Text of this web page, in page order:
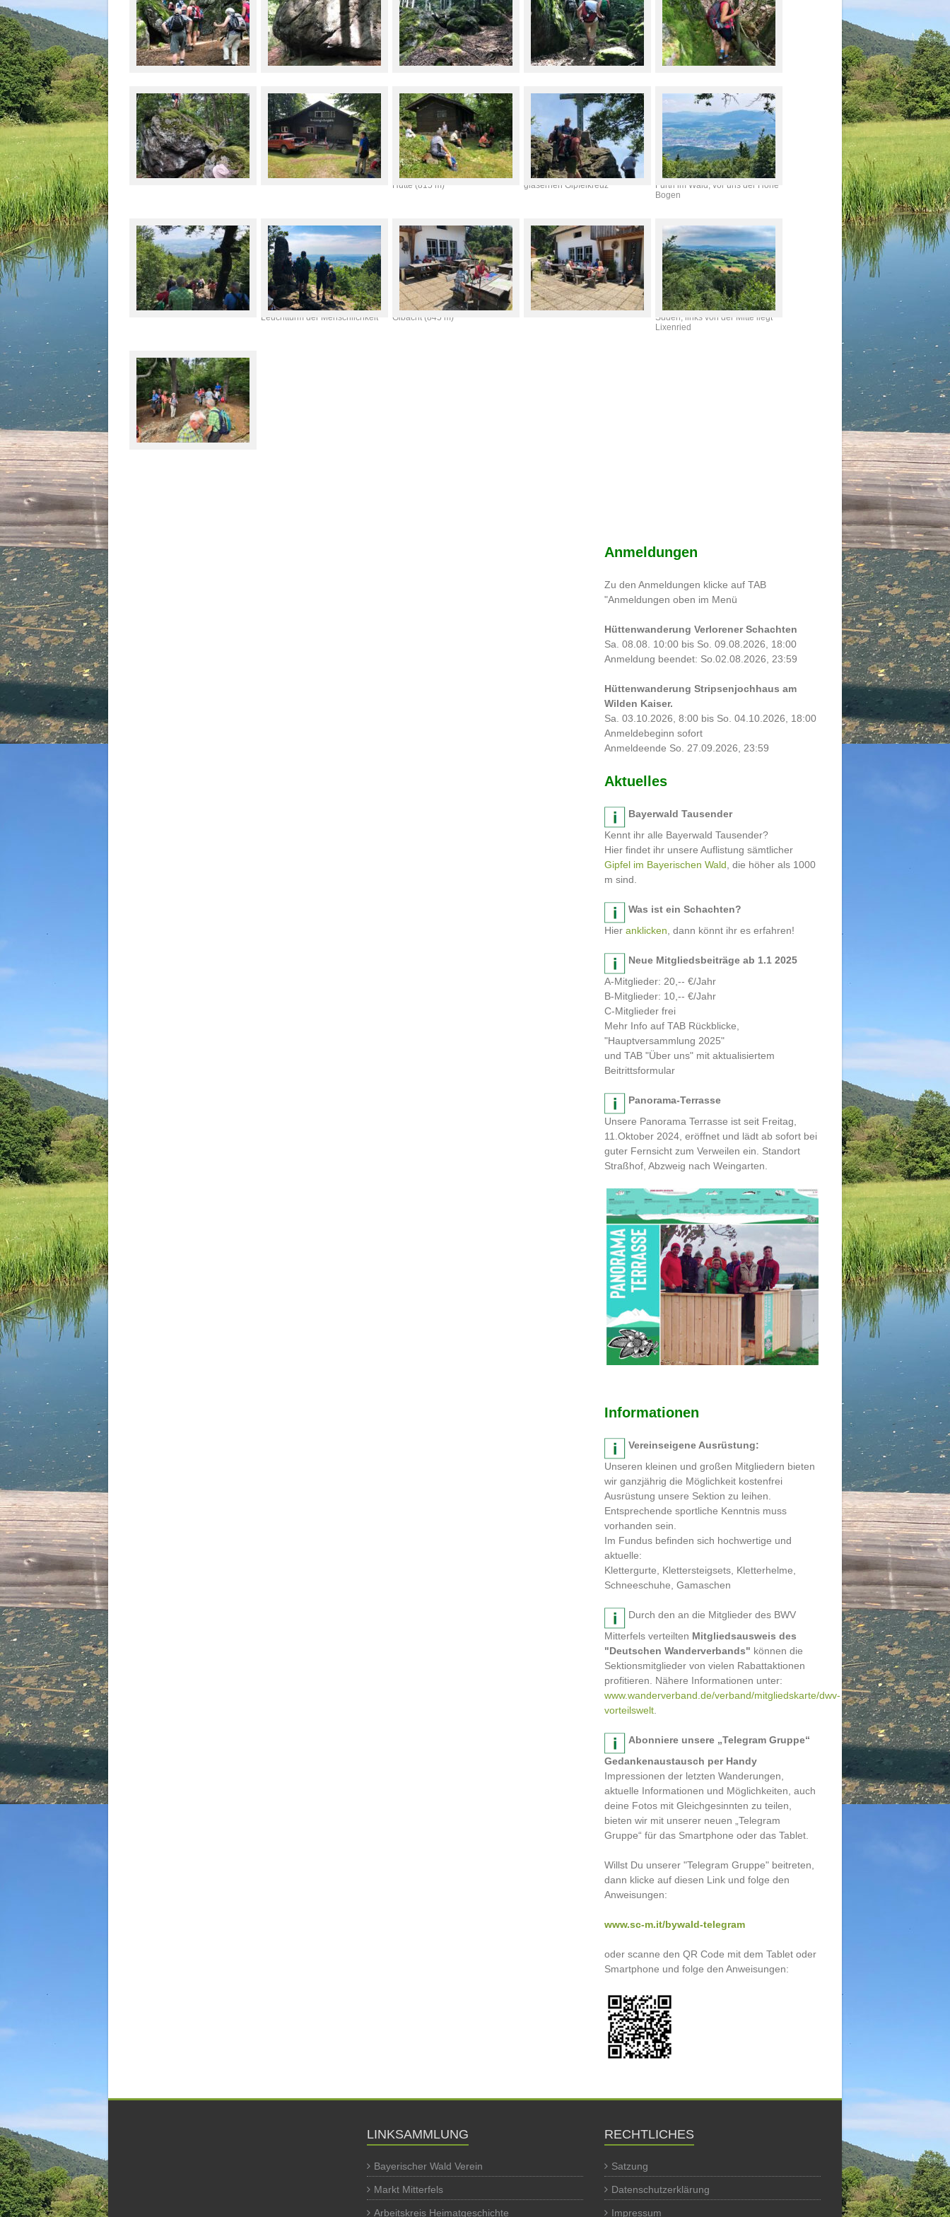
ins Felsenlabyrinth ob diese Stütze hält?
erste Brotzeit an der Dachsriegel
Hütte (815 m)
Reiseck (902 m) mit dem
gläsernen Gipfelkreuz
Blick vom Reiseck, unter uns
Furth im Wald, vor uns der Hohe
Bogen
Tannenriegel (910 m) mit dem
Leuchtturm der Menschlichkeit
zweite Brotzeit am Berggasthof
Gibacht (845 m)
Burgstall (627 m), Blick nach
Süden, links von der Mitte liegt
Lixenried
Anmeldungen
Zu den Anmeldungen klicke auf TAB
"Anmeldungen oben im Menü
Hüttenwanderung Verlorener Schachten
Sa. 08.08. 10:00 bis So. 09.08.2026, 18:00
Anmeldung beendet: So.02.08.2026, 23:59
Hüttenwanderung Stripsenjochhaus am
Wilden Kaiser.
Sa. 03.10.2026, 8:00 bis So. 04.10.2026, 18:00
Anmeldebeginn sofort
Anmeldeende So. 27.09.2026, 23:59
Aktuelles
Bayerwald Tausender
Kennt ihr alle Bayerwald Tausender?
Hier findet ihr unsere Auflistung sämtlicher
Gipfel im Bayerischen Wald , die höher als 1000
m sind.
Was ist ein Schachten?
Hier anklicken , dann könnt ihr es erfahren!
Neue Mitgliedsbeiträge ab 1.1 2025
A-Mitglieder: 20,-- €/Jahr
B-Mitglieder: 10,-- €/Jahr
C-Mitglieder frei
Mehr Info auf TAB Rückblicke,
"Hauptversammlung 2025"
und TAB "Über uns" mit aktualisiertem
Beitrittsformular
Panorama-Terrasse
Unsere Panorama Terrasse ist seit Freitag,
11.Oktober 2024, eröffnet und lädt ab sofort bei
guter Fernsicht zum Verweilen ein. Standort
Straßhof, Abzweig nach Weingarten.
Informationen
Vereinseigene Ausrüstung:
Unseren kleinen und großen Mitgliedern bieten
wir ganzjährig die Möglichkeit kostenfrei
Ausrüstung unsere Sektion zu leihen.
Entsprechende sportliche Kenntnis muss
vorhanden sein.
Im Fundus befinden sich hochwertige und
aktuelle:
Klettergurte, Klettersteigsets, Kletterhelme,
Schneeschuhe, Gamaschen
Durch den an die Mitglieder des BWV
Mitterfels verteilten Mitgliedsausweis des
"Deutschen Wanderverbands" können die
Sektionsmitglieder von vielen Rabattaktionen
profitieren. Nähere Informationen unter:
www.wanderverband.de/verband/mitgliedskarte/dwv-
vorteilswelt
Abonniere unsere „Telegram Gruppe“
Gedankenaustausch per Handy
Impressionen der letzten Wanderungen,
aktuelle Informationen und Möglichkeiten, auch
deine Fotos mit Gleichgesinnten zu teilen,
bieten wir mit unserer neuen „Telegram
Gruppe“ für das Smartphone oder das Tablet.
Willst Du unserer "Telegram Gruppe" beitreten,
dann klicke auf diesen Link und folge den
Anweisungen:
www.sc-m.it/bywald-telegram
oder scanne den QR Code mit dem Tablet oder
Smartphone und folge den Anweisungen:
LINKSAMMLUNG
Bayerischer Wald Verein
Markt Mitterfels
Arbeitskreis Heimatgeschichte
RECHTLICHES
Satzung
Datenschutzerklärung
Impressum